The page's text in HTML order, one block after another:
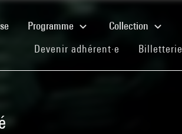
(current)Programme Collection
Devenir adhérent·e (current)
Billetterie